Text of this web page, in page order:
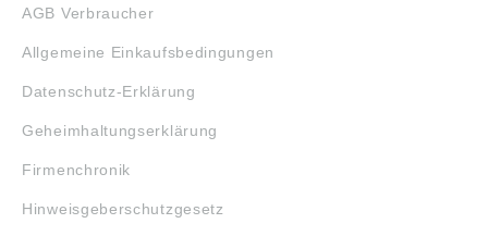
AGB Verbraucher
Allgemeine Einkaufsbedingungen
Datenschutz-Erklärung
Geheimhaltungserklärung
Firmenchronik
Hinweisgeberschutzgesetz